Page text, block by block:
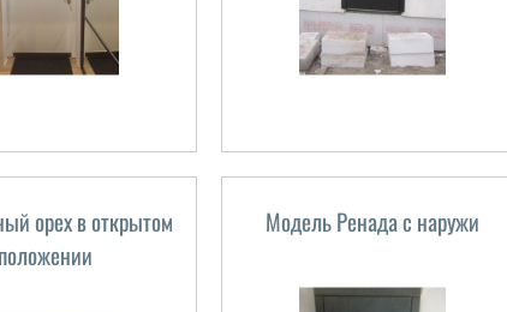
орех в открытом
положении
Модель Ренада с наружи